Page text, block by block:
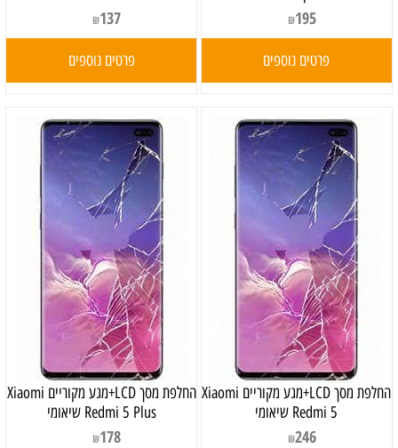
₪195
פרטים נוספים
₪137
פרטים נוספים
החלפת מסך LCD+מגע מקוריים Xiaomi
Redmi 5 שיאומי
₪246
החלפת מסך LCD+מגע מקוריים Xiaomi
Redmi 5 Plus שיאומי
₪178